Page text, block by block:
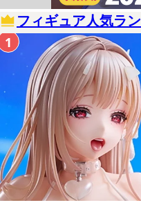
フィギュア人気ラ
1